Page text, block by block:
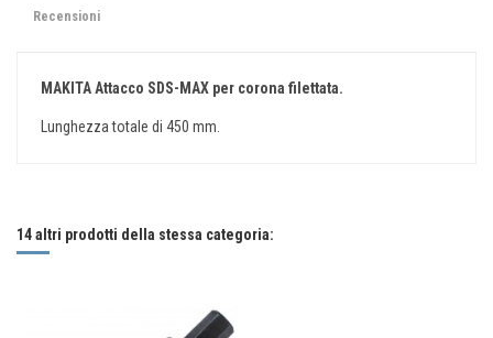
Recensioni
MAKITA Attacco SDS-MAX per corona filettata.
Lunghezza totale di 450 mm.
14 altri prodotti della stessa categoria: